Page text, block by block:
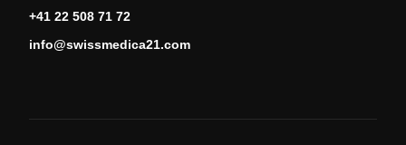
+41 22 508 71 72
info@swissmedica21.com